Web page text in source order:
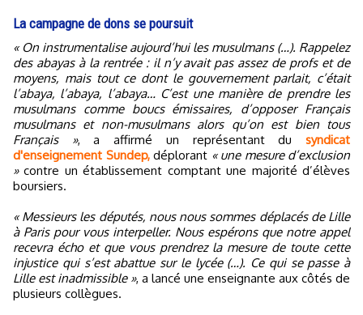
La campagne de dons se poursuit
« On instrumentalise aujourd’hui les musulmans (…). Rappelez
des abayas à la rentrée : il n’y avait pas assez de profs et de
moyens, mais tout ce dont le gouvernement parlait, c’était
l’abaya, l’abaya, l’abaya… C’est une manière de prendre les
musulmans comme boucs émissaires, d’opposer Français
musulmans et non-musulmans alors qu’on est bien tous
Français », a affirmé un représentant dusyndicat
d'enseignement Sundep,déplorant « une mesure d’exclusion
»contre un établissement comptant une majorité d’élèves
boursiers.
« Messieurs les députés, nous nous sommes déplacés de Lille
à Paris pour vous interpeller. Nous espérons que notre appel
recevra écho et que vous prendrez la mesure de toute cette
injustice qui s’est abattue sur le lycée (…). Ce qui se passe à
Lille est inadmissible », a lancé une enseignante aux côtés de
plusieurs collègues.